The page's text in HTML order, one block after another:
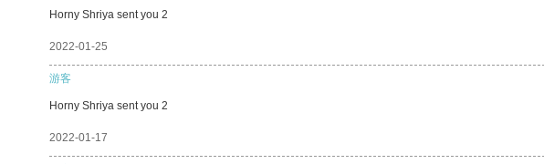
Horny Shriya sent you 2
2022-01-25
游客
Horny Shriya sent you 2
2022-01-17